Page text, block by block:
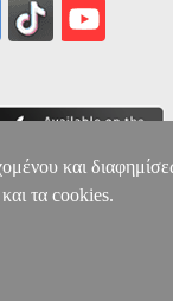
και
τα cookies.